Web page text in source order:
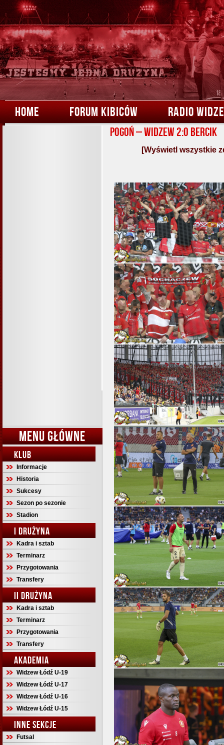
HOME FORUM KIBICÓW RADIO
MENU GŁÓWNE
KLUB
Informacje
Historia
Sukcesy
Sezon po sezonie
Stadion
I DRUŻYNA
Kadra i sztab
Terminarz
Przygotowania
Transfery
II DRUŻYNA
Kadra i sztab
Terminarz
Przygotowania
Transfery
AKADEMIA
Widzew Łódź U-19
Widzew Łódź U-17
Widzew Łódź U-16
Widzew Łódź U-15
INNE SEKCJE
Futsal
Pogoń – Widzew 2:0 Bercik
[Wyświetl wszystkie